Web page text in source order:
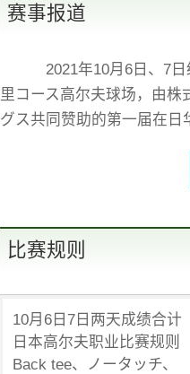
赛事报道
2021年10月6日、7日经
里コース高尔夫球场，由株
グス共同赞助的第一届在日
比赛规则
10月6日7日两天成绩合计
日本高尔夫职业比赛规则
Back tee、ノータッチ、